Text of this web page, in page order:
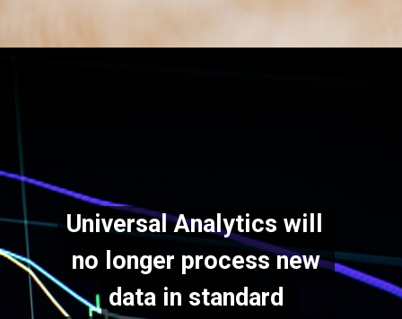
Universal Analytics will
no longer process new
data in standard
Universal Analytics will
no longer process new
data in standard